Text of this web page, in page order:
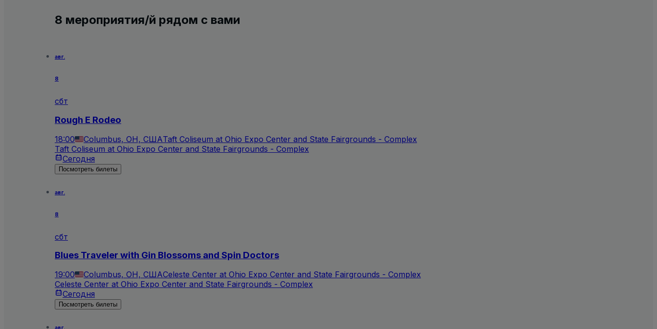
8 мероприятия/й рядом с вами
авг.
8
сбт
Rough E Rodeo
18:00 Columbus, OH, СШАTaft Coliseum at Ohio Expo Center and State Fairgrounds - Complex
Taft Coliseum at Ohio Expo Center and State Fairgrounds - Complex
Сегодня
Посмотреть билеты
авг.
8
сбт
Blues Traveler with Gin Blossoms and Spin Doctors
19:00 Columbus, OH, СШАCeleste Center at Ohio Expo Center and State Fairgrounds - Complex
Celeste Center at Ohio Expo Center and State Fairgrounds - Complex
Сегодня
Посмотреть билеты